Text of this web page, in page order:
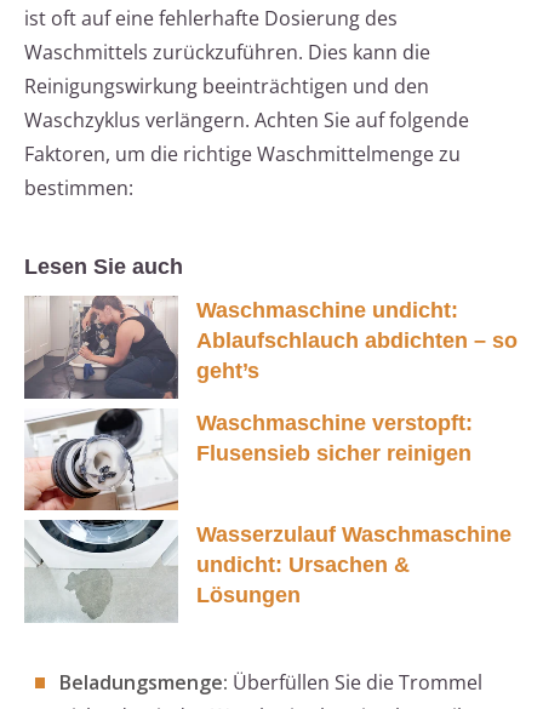
ist oft auf eine fehlerhafte Dosierung des
Waschmittels zurückzuführen. Dies kann die
Reinigungswirkung beeinträchtigen und den
Waschzyklus verlängern. Achten Sie auf folgende
Faktoren, um die richtige Waschmittelmenge zu
bestimmen:
Lesen Sie auch
Waschmaschine undicht:
Ablaufschlauch abdichten – so
geht’s
Waschmaschine verstopft:
Flusensieb sicher reinigen
Wasserzulauf Waschmaschine
undicht: Ursachen &
Lösungen
Beladungsmenge: Überfüllen Sie die Trommel